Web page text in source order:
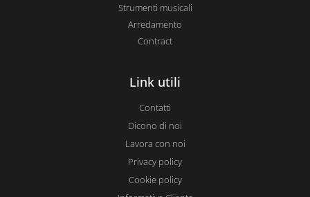
Strumenti musicali
Arredamento
Contract
Link utili
Contatti
Dicono di noi
Lavora con noi
Privacy policy
Cookie policy